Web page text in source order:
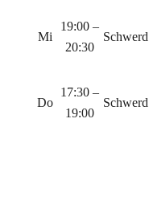
Mi
19:00 –
20:30
Schwerd
Do
17:30 –
19:00
Schwerd